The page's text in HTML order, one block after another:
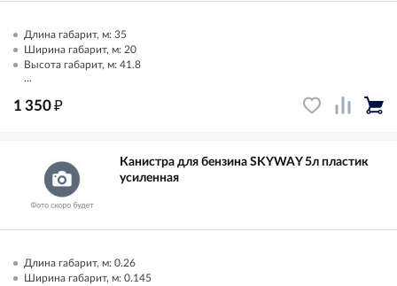
Длина габарит, м: 35
Ширина габарит, м: 20
Высота габарит, м: 41.8
...
1 350₽
Канистра для бензина SKYWAY 5л пластик
усиленная
Длина габарит, м: 0.26
Ширина габарит, м: 0.145